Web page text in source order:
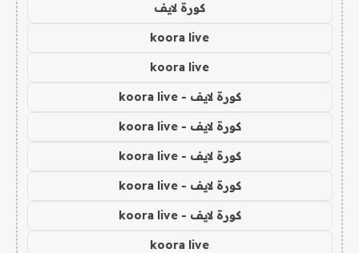
كورة لايف
koora live
koora live
كورة لايف - koora live
كورة لايف - koora live
كورة لايف - koora live
كورة لايف - koora live
كورة لايف - koora live
koora live